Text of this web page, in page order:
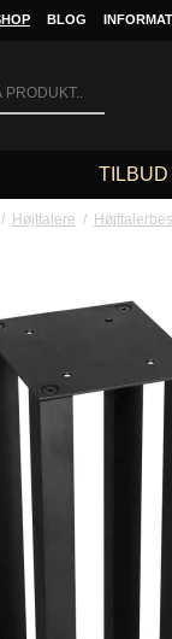
BLOG
TILBUD
/ Højttalere /